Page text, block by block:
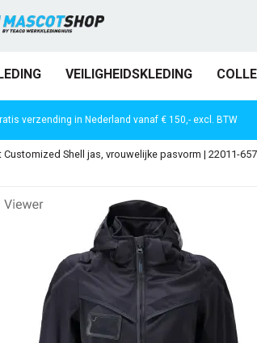
VEILIGHEIDSKLEDING
verzending in Nederland vanaf € 150,- excl. BTW
Shell jas, vrouwelijke pasvorm | 22011-